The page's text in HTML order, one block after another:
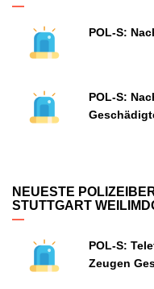
POL-S:
POL-S:
NEUESTE
STUTTGART
POL-S:
Zeugen